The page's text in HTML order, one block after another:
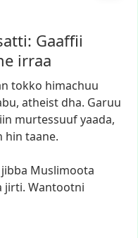
Gaaffii
irraa
tokko himachuu
atheist dha. Garuu
murtessuufyaada,
hin taane.
jibba Muslimoota
jirti. Wantootni